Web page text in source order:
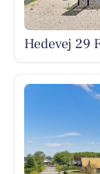
Hedevej 29